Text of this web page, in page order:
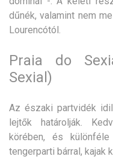
dűnék, valamint nem
Lourencótól.
Praia do
Sexial)
Az északi partvidék
lejtők határolják.
körében, és különféle
tengerparti bárral, kajak